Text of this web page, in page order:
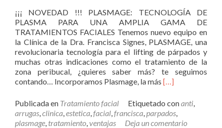
¡¡¡ NOVEDAD !!! PLASMAGE: TECNOLOGÍA DE
PLASMA PARA UNA AMPLIA GAMA DE
TRATAMIENTOS FACIALES Tenemos nuevo equipo en
la Clínica de la Dra. Francisca Signes, PLASMAGE, una
revolucionaria tecnología para el lifting de párpados y
muchas otras indicaciones como el tratamiento de la
zona peribucal, ¿quieres saber más? te seguimos
contando… Incorporamos Plasmage, la más Leer
[…]
Publicada en Tratamiento facial Etiquetado conanti,
arrugas,clinica,estetica,facial,francisca,parpados,
plasmage, tratamiento,ventajas Deja un comentario